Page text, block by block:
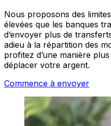
Nous proposons des
élevées que les banques
d’envoyer plus de
adieu à la répartition des
profitez d’une manière
déplacer votre argent.
Commence à envoyer